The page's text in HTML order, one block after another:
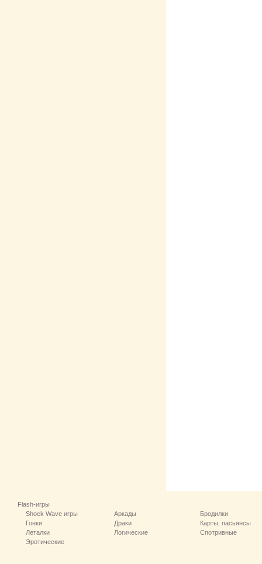
Flash-игры
Shock Wave игры
Аркады
Бродилки
Гонки
Драки
Карты, пасьянсы
Леталки
Логические
Спотривные
Эротические